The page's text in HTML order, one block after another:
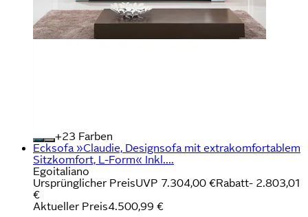
+
Farben
Ecksofa »Claudie, Designsofa mit extrakomfortablem
Sitzkomfort, L-Form« Inkl....
Egoitaliano
Ursprünglicher PreisUVP 7.304,00 €Rabatt- 2.803,01
€
Aktueller Preis4.500,99 €